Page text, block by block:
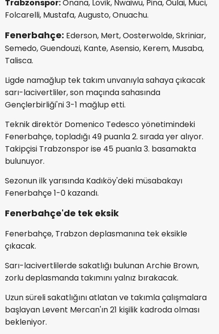
Trabzonspor:Onana, Lovik, Nwaiwu, Pina, Oulai, Muci,
Folcarelli, Mustafa, Augusto, Onuachu.
Fenerbahçe: Ederson, Mert, Oosterwolde, Skriniar,
Semedo, Guendouzi, Kante, Asensio, Kerem, Musaba,
Talisca.
Ligde namağlup tek takım unvanıyla sahaya çıkacak
sarı-lacivertliler, son maçında sahasında
Gençlerbirliği'ni 3-1 mağlup etti.
Teknik direktör Domenico Tedesco yönetimindeki
Fenerbahçe, topladığı 49 puanla 2. sırada yer alıyor.
Takipçisi Trabzonspor ise 45 puanla 3. basamakta
bulunuyor.
Sezonun ilk yarısında Kadıköy'deki müsabakayı
Fenerbahçe 1-0 kazandı.
Fenerbahçe'de tek eksik
Fenerbahçe, Trabzon deplasmanına tek eksikle
çıkacak.
Sarı-lacivertlilerde sakatlığı bulunan Archie Brown,
zorlu deplasmanda takımını yalnız bırakacak.
Uzun süreli sakatlığını atlatan ve takımla çalışmalara
başlayan Levent Mercan'ın 21 kişilik kadroda olması
bekleniyor.